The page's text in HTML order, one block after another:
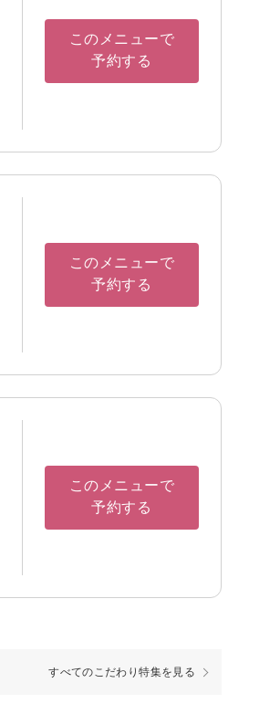
このメニューで
予約する
このメニューで
予約する
このメニューで
予約する
すべてのこだわり特集を見る